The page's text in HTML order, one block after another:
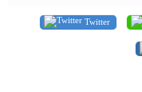
Twitter